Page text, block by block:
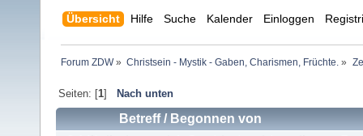
Übersicht Hilfe Suche Kalender Einloggen
Forum ZDW» Christsein - Mystik - Gaben, Charismen, Früchte. »
Seiten: [1] Nach unten
Betreff/ Begonnen von